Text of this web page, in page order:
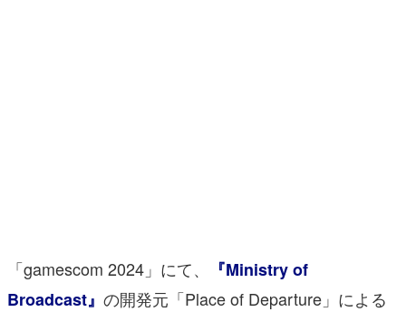
「gamescom 2024」にて、
『Ministry of
Broadcast』 の開発元「Place of Departure」による